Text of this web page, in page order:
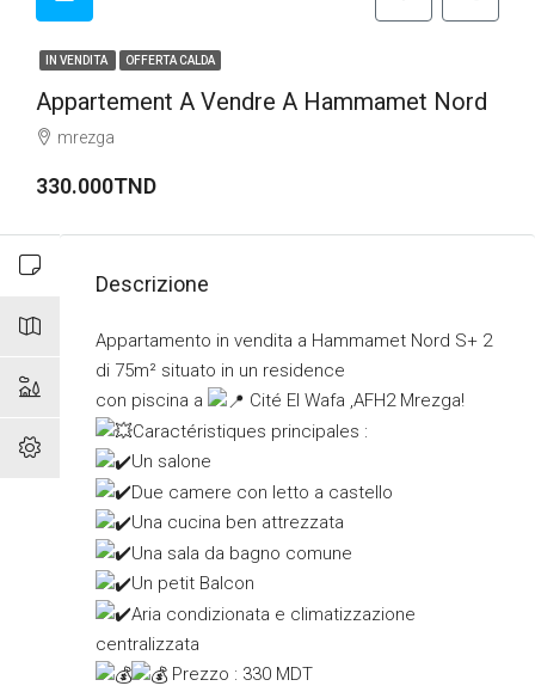
IN VENDITA OFFERTA CALDA
Appartement A Vendre A Hammamet Nord
mrezga
330.000TND
Descrizione
Appartamento in vendita a Hammamet Nord S+ 2
di 75m² situato in un residence
con piscina a
Cité El Wafa ,AFH2 Mrezga!
Caractéristiques principales :
Un salone
Due camere con letto a castello
Una cucina ben attrezzata
Una sala da bagno comune
Un petit Balcon
Aria condizionata e climatizzazione
centralizzata
Prezzo : 330 MDT